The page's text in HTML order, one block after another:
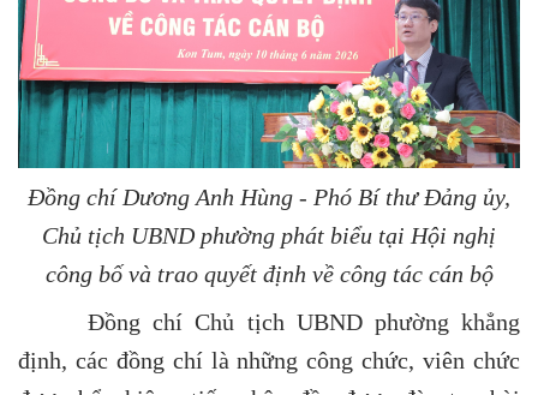
Đồng chí Dương Anh Hùng - Phó Bí thư Đảng ủy,
Chủ tịch UBND phường phát biểu tại Hội nghị
công bố và trao quyết định về công tác cán bộ
Đồng chí Chủ tịch UBND phường khẳng
định, các đồng chí là những công chức, viên chức